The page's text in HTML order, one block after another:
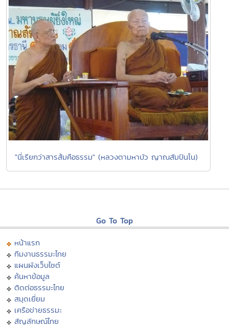
"นี่เรียกว่าสารส้มคือธรรม" (หลวงตามหาบัว ญาณสัมปันโน)
Go To Top
หน้าแรก
ทีมงานธรรมะไทย
แผนผังเว็บไซต์
ค้นหาข้อมูล
ติดต่อธรรมะไทย
สมุดเยี่ยม
เครือข่ายธรรมะ
สัญลักษณ์ไทย